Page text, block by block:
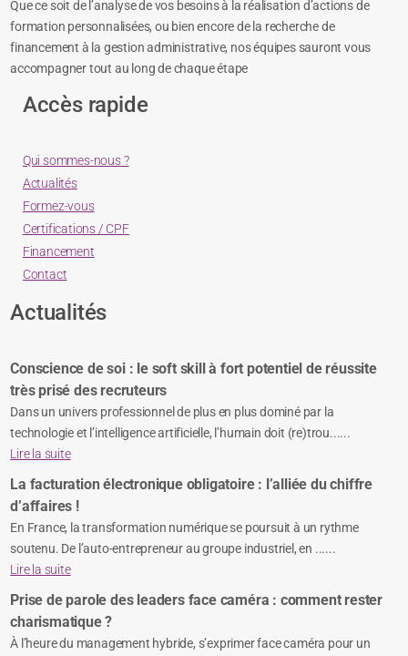
Que ce soit de l’analyse de vos besoins à la réalisation d’actions de
formation personnalisées, ou bien encore de la recherche de
financement à la gestion administrative, nos équipes sauront vous
accompagner tout au long de chaque étape
Accès rapide
Qui sommes-nous ?
Actualités
Formez-vous
Certifications / CPF
Financement
Contact
Actualités
Conscience de soi : le soft skill à fort potentiel de réussite
très prisé des recruteurs
Dans un univers professionnel de plus en plus dominé par la
technologie et l’intelligence artificielle, l’humain doit (re)trou......
Lire la suite
La facturation électronique obligatoire : l’alliée du chiffre
d’affaires !
En France, la transformation numérique se poursuit à un rythme
soutenu. De l’auto-entrepreneur au groupe industriel, en ......
Lire la suite
Prise de parole des leaders face caméra : comment rester
charismatique ?
À l’heure du management hybride, s’exprimer face caméra pour un